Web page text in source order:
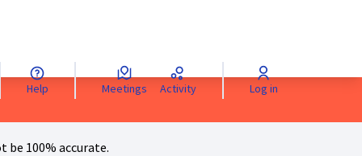
Sprache wählenChoisir la langue Scegli la lingua
Help Meetings Activity Log in
100% accurate.